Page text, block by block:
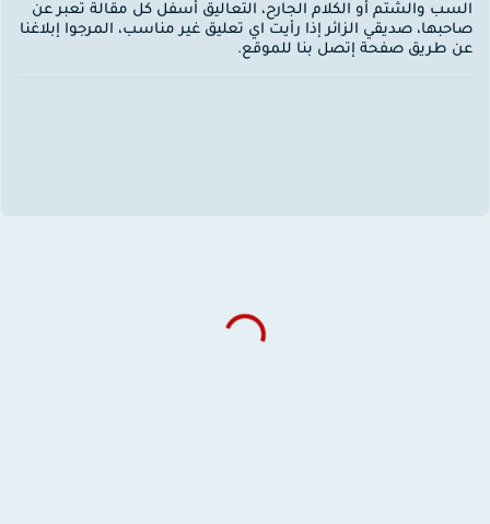
والشتم أو الكلام الجارح، التعاليق أسفل كل مقالة تعبر عن
صديقي الزائر إذا رأيت اي تعليق غير مناسب، المرجوا إبلاغنا
طريق صفحة إتصل بنا للموقع.